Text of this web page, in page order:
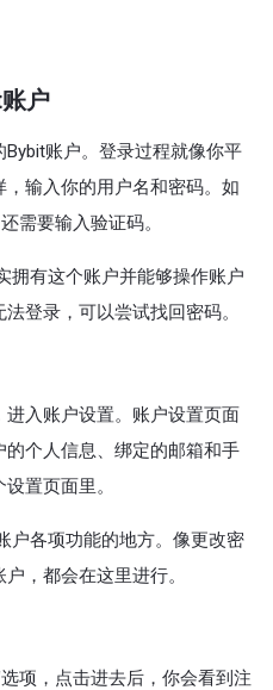
户
账户。登录过程就像你平
输入你的用户名和密码。如
需要输入验证码。
拥有这个账户并能够操作账户
登录，可以尝试找回密码。
入账户设置。账户设置页面
个人信息、绑定的邮箱和手
置页面里。
户各项功能的地方。像更改密
，都会在这里进行。
项，点击进去后，你会看到注